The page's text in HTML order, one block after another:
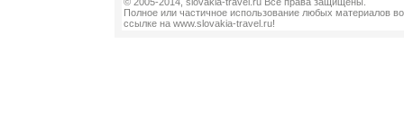
Полное или частичное использование любых материалов
ссылке на www.slovakia-travel.ru!